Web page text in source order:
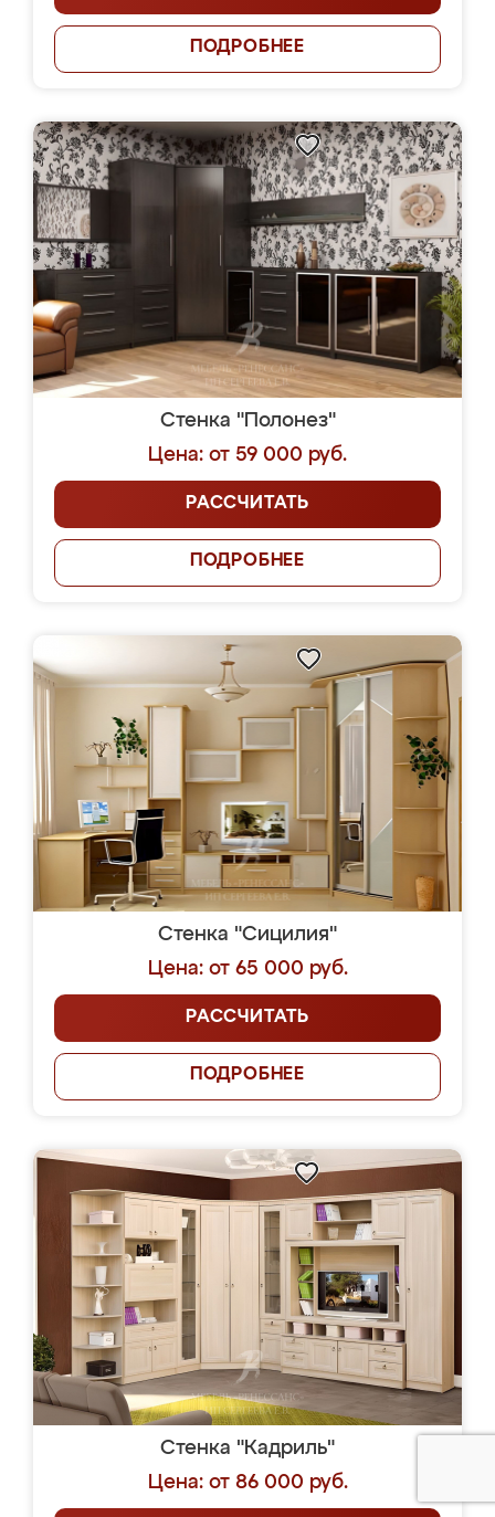
ПОДРОБНЕЕ
Стенка "Полонез"
Цена: от 59 000 руб.
РАССЧИТАТЬ
ПОДРОБНЕЕ
Стенка "Сицилия"
Цена: от 65 000 руб.
РАССЧИТАТЬ
ПОДРОБНЕЕ
Стенка "Кадриль"
Цена: от 86 000 руб.